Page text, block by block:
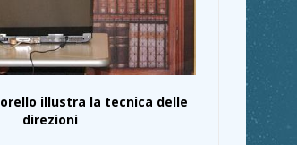
illustra la tecnica delle
direzioni